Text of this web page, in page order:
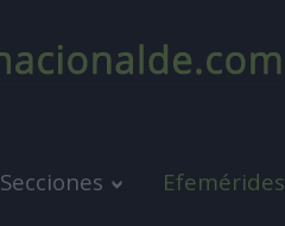
Secciones Efemérides